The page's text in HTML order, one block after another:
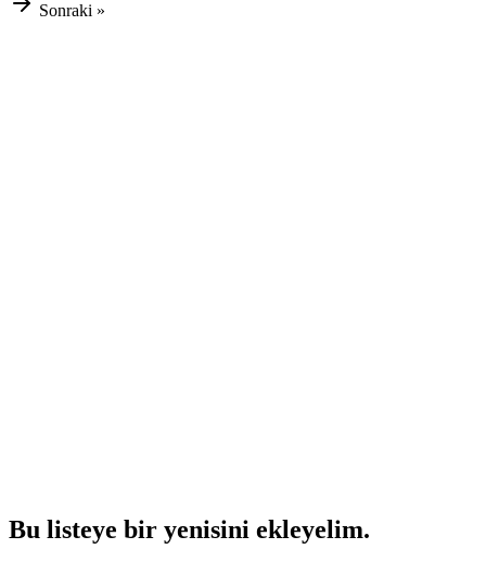
Sonraki »
Bu listeye bir yenisini ekleyelim.